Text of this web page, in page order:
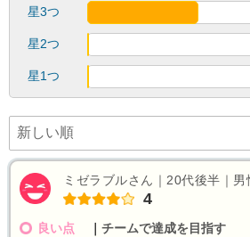
星3つ
星2つ
星1つ
ミゼラブルさん｜20代後半｜
4
良い点
チームで達成を目指す